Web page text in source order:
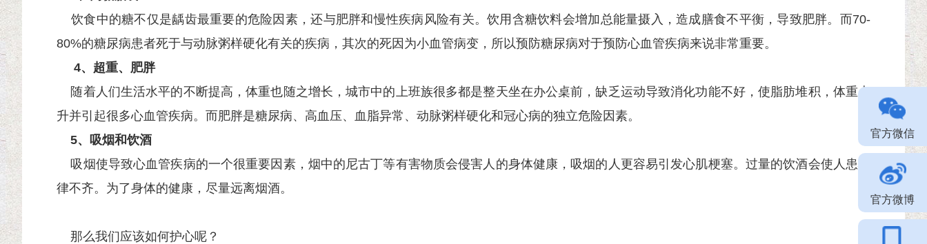
饮食中的糖不仅是龋齿最重要的危险因素，还与肥胖和慢性疾病风险有关。饮用含糖饮料会增加总能量摄入，造成膳食不平衡，导致肥胖。而70-
80%的糖尿病患者死于与动脉粥样硬化有关的疾病，其次的死因为小血管病变，所以预防糖尿病对于预防心血管疾病来说非常重要。
4、超重、肥胖
随着人们生活水平的不断提高，体重也随之增长，城市中的上班族很多都是整天坐在办公桌前，缺乏运动导致消化功能不好，使脂肪堆积，体重上
升并引起很多心血管疾病。而肥胖是糖尿病、高血压、血脂异常、动脉粥样硬化和冠心病的独立危险因素。
5、吸烟和饮酒
吸烟使导致心血管疾病的一个很重要因素，烟中的尼古丁等有害物质会侵害人的身体健康，吸烟的人更容易引发心肌梗塞。过量的饮酒会使人患心
律不齐。为了身体的健康，尽量远离烟酒。
那么我们应该如何护心呢？
官方微信
官方微博